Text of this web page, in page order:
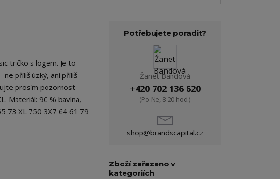
tričko s logem. Je to
příliš úzký, ani příliš
prosím pozornost
Materiál: 90 % bavlna,
73 XL 750 3X7 64 61 79
Potřebujete poradit?
Žanet Bandová
+420 702 136 620
(Po-Ne, 8-20 hod.)
shop@brandscapital.cz
Zboží zařazeno v
kategoriích